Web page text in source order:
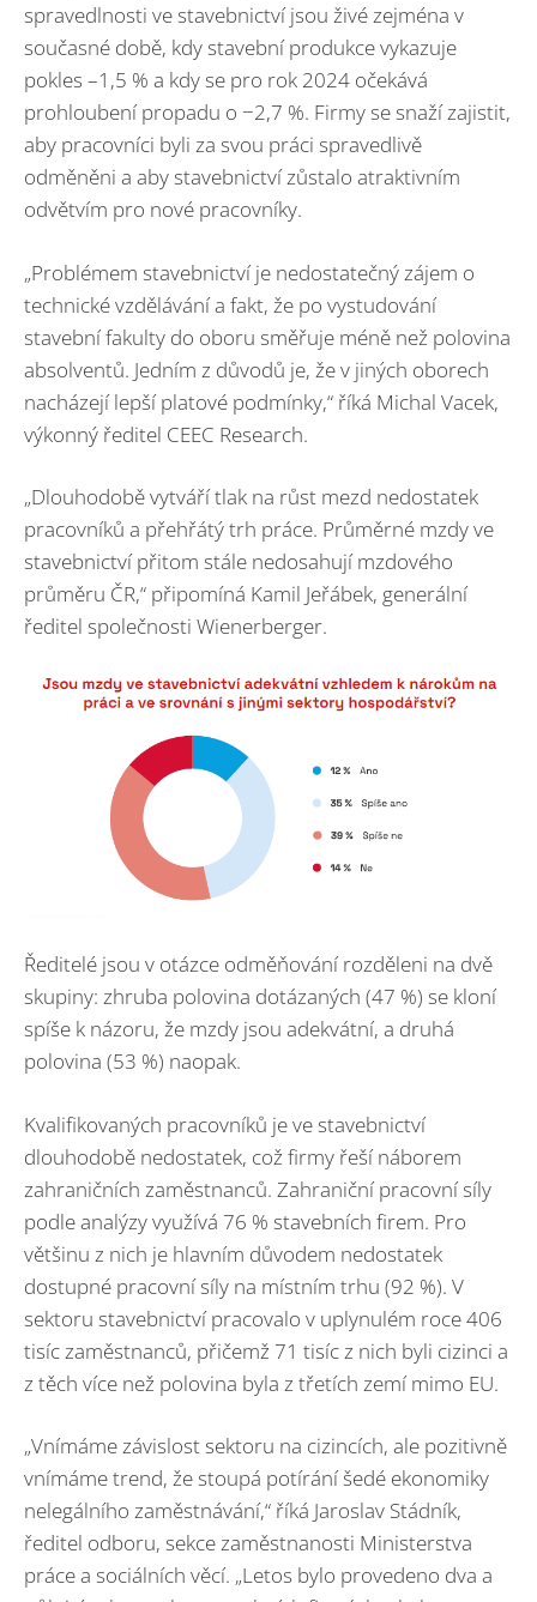
spravedlnosti ve stavebnictví jsou živé zejména v
současné době, kdy stavební produkce vykazuje
pokles –1,5 % a kdy se pro rok 2024 očekává
prohloubení propadu o −2,7 %. Firmy se snaží zajistit,
aby pracovníci byli za svou práci spravedlivě
odměněni a aby stavebnictví zůstalo atraktivním
odvětvím pro nové pracovníky.
„Problémem stavebnictví je nedostatečný zájem o
technické vzdělávání a fakt, že po vystudování
stavební fakulty do oboru směřuje méně než polovina
absolventů. Jedním z důvodů je, že v jiných oborech
nacházejí lepší platové podmínky,“ říká Michal Vacek,
výkonný ředitel CEEC Research.
„Dlouhodobě vytváří tlak na růst mezd nedostatek
pracovníků a přehřátý trh práce. Průměrné mzdy ve
stavebnictví přitom stále nedosahují mzdového
průměru ČR,“ připomíná Kamil Jeřábek, generální
ředitel společnosti Wienerberger.
Ředitelé jsou v otázce odměňování rozděleni na dvě
skupiny: zhruba polovina dotázaných (47 %) se kloní
spíše k názoru, že mzdy jsou adekvátní, a druhá
polovina (53 %) naopak.
Kvalifikovaných pracovníků je ve stavebnictví
dlouhodobě nedostatek, což firmy řeší náborem
zahraničních zaměstnanců. Zahraniční pracovní síly
podle analýzy využívá 76 % stavebních firem. Pro
většinu z nich je hlavním důvodem nedostatek
dostupné pracovní síly na místním trhu (92 %). V
sektoru stavebnictví pracovalo v uplynulém roce 406
tisíc zaměstnanců, přičemž 71 tisíc z nich byli cizinci a
z těch více než polovina byla z třetích zemí mimo EU.
„Vnímáme závislost sektoru na cizincích, ale pozitivně
vnímáme trend, že stoupá potírání šedé ekonomiky
nelegálního zaměstnávání,“ říká Jaroslav Stádník,
ředitel odboru, sekce zaměstnanosti Ministerstva
práce a sociálních věcí. „Letos bylo provedeno dva a